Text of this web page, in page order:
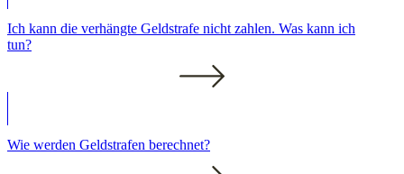
Ich kann die verhängte Geldstrafe nicht zahlen. Was kann ich
tun?
Wie werden Geldstrafen berechnet?